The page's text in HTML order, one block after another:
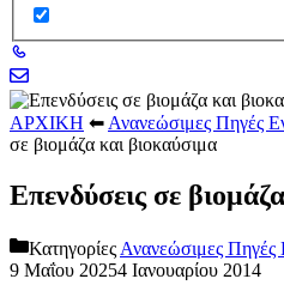
ΑΡΧΙΚΗ ⬅ Ανανεώσιμες Πηγές
σε βιομάζα και βιοκαύσιμα
Επενδύσεις σε
Κατηγορίες Ανανεώσιμες
9 Μαΐου 20254 Ιανουαρίου 2014